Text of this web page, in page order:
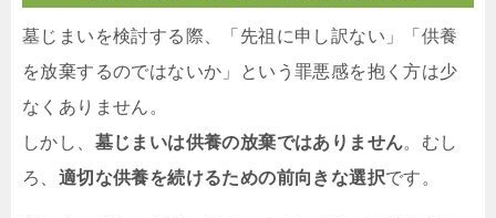
墓じまいを検討する際、「先祖に申し訳ない」「供養
を放棄するのではないか」という罪悪感を抱く方は少
なくありません。
しかし、 墓じまいは供養の放棄ではありません。むし
ろ、 適切な供養を続けるための前向きな選択です。